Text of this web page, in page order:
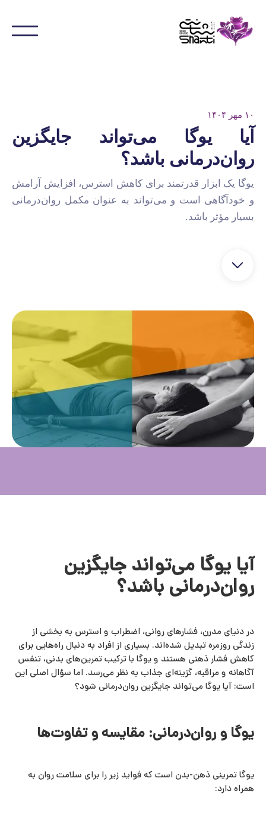
۱۰ مهر ۱۴۰۴
آیا یوگا می‌تواند جایگزین
روان‌درمانی باشد؟
یوگا یک ابزار قدرتمند برای کاهش استرس، افزایش آرامش
و خودآگاهی است و می‌تواند به عنوان مکمل روان‌درمانی
بسیار مؤثر باشد.
آیا یوگا می‌تواند جایگزین
روان‌درمانی باشد؟
در دنیای مدرن، فشارهای روانی، اضطراب و استرس به بخشی از
زندگی روزمره تبدیل شده‌اند. بسیاری از افراد به دنبال راه‌هایی برای
کاهش فشار ذهنی هستند و یوگا با ترکیب تمرین‌های بدنی، تنفس
آگاهانه و مراقبه، گزینه‌ای جذاب به نظر می‌رسد. اما سؤال اصلی این
است: آیا یوگا می‌تواند جایگزین روان‌درمانی شود؟
یوگا و روان‌درمانی: مقایسه و تفاوت‌ها
یوگا تمرینی ذهن-بدن است که فواید زیر را برای سلامت روان به
همراه دارد: